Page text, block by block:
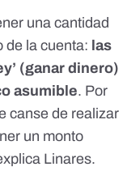
una cantidad
de la cuenta: las
(ganar dinero)
asumible. Por
canse de realizar
un monto
Linares.